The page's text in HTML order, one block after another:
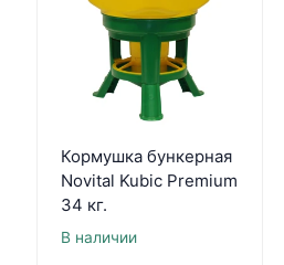
Кормушка бункерная
Novital Kubic Premium
34 кг.
В наличии